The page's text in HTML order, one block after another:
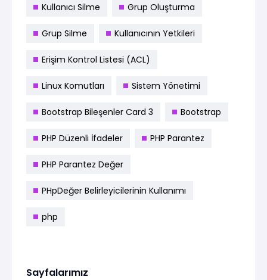
Kullanıcı Silme Grup Oluşturma
Grup Silme Kullanıcının Yetkileri
Erişim Kontrol Listesi (ACL)
Linux Komutları Sistem Yönetimi
Bootstrap Bileşenler Card 3 Bootstrap
PHP Düzenli İfadeler PHP Parantez
PHP Parantez Değer
PHpDeğer Belirleyicilerinin Kullanımı
php
Sayfalarımız